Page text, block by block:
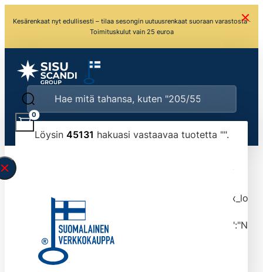
Kesärenkaat nyt edullisesti – tilaa sesongin uutuusrenkaat suoraan varastosta ·
Toimituskulut vain 25 euroa
Löysin 45131 hakuasi vastaavaa tuotetta "".
typed the search query correctly.<br>Currently
tmlmvi","meta_query":
data-original-query-vars="[]" data-page="1"
data-max-pages="4514" data-start="1" data-
end="10">
0